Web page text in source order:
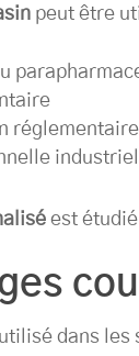
peut être
est
dans les